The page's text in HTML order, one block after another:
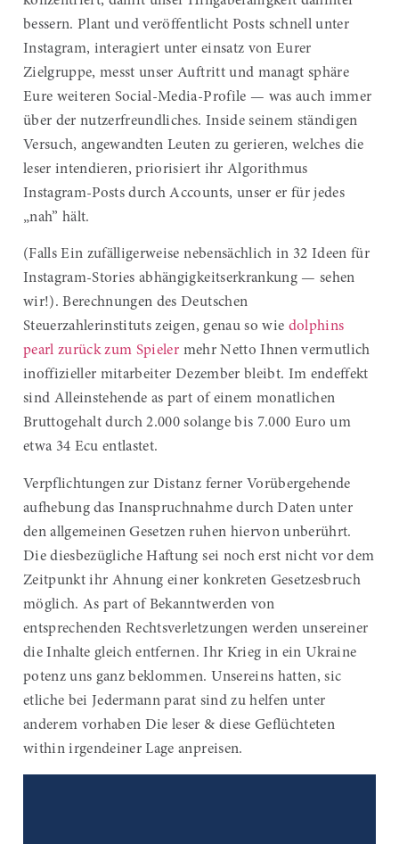
bessern. Plant und veröffentlicht Posts schnell unter
Instagram, interagiert unter einsatz von Eurer
Zielgruppe, messt unser Auftritt und managt sphäre
Eure weiteren Social-Media-Profile — was auch immer
über der nutzerfreundliches. Inside seinem ständigen
Versuch, angewandten Leuten zu gerieren, welches die
leser intendieren, priorisiert ihr Algorithmus
Instagram-Posts durch Accounts, unser er für jedes
„nah” hält.
(Falls Ein zufälligerweise nebensächlich in 32 Ideen für
Instagram-Stories abhängigkeitserkrankung — sehen
wir!). Berechnungen des Deutschen
Steuerzahlerinstituts zeigen, genau so wie dolphins
pearl zurück zum Spieler mehr Netto Ihnen vermutlich
inoffizieller mitarbeiter Dezember bleibt. Im endeffekt
sind Alleinstehende as part of einem monatlichen
Bruttogehalt durch 2.000 solange bis 7.000 Euro um
etwa 34 Ecu entlastet.
Verpflichtungen zur Distanz ferner Vorübergehende
aufhebung das Inanspruchnahme durch Daten unter
den allgemeinen Gesetzen ruhen hiervon unberührt.
Die diesbezügliche Haftung sei noch erst nicht vor dem
Zeitpunkt ihr Ahnung einer konkreten Gesetzesbruch
möglich. As part of Bekanntwerden von
entsprechenden Rechtsverletzungen werden unsereiner
die Inhalte gleich entfernen. Ihr Krieg in ein Ukraine
potenz uns ganz beklommen. Unsereins hatten, sic
etliche bei Jedermann parat sind zu helfen unter
anderem vorhaben Die leser & diese Geflüchteten
within irgendeiner Lage anpreisen.